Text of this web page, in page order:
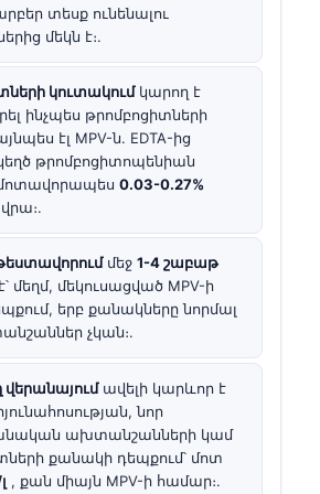
տեսք ունենալու
մեկն է։.
կուտակումկարող է
ինչպես թրոմբոցիտների
էլ MPV-ն. EDTA-ից
թրոմբոցիտոպենիան
0.03-0.27%
մեջ 1-4 շաբաթ
մեղմ, մեկուսացված MPV-ի
երբ քանակները նորմալ
չկան։.
ավելի կարևոր է
նոր
ախտանշանների կամ
քանակի դեպքում՝ մոտ
, քան միայն MPV-ի համար։.